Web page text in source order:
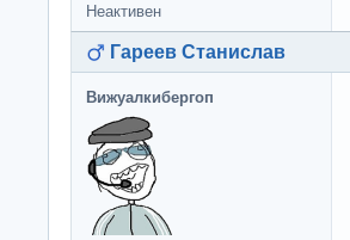
Неактивен
Гареев Станислав
Вижуалкибергоп